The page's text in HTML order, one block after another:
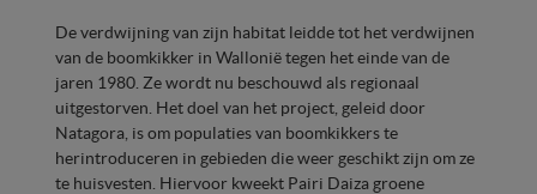
De verdwijning van zijn habitat leidde tot het verdwijnen
van de boomkikker in Wallonië tegen het einde van de
jaren 1980. Ze wordt nu beschouwd als regionaal
uitgestorven. Het doel van het project, geleid door
Natagora, is om populaties van boomkikkers te
herintroduceren in gebieden die weer geschikt zijn om ze
te huisvesten. Hiervoor kweekt Pairi Daiza groene